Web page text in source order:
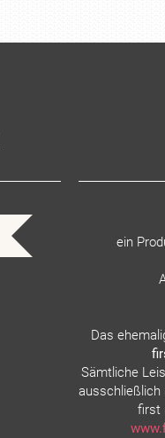
ein
Das
Sämtliche
ausschließlich
first